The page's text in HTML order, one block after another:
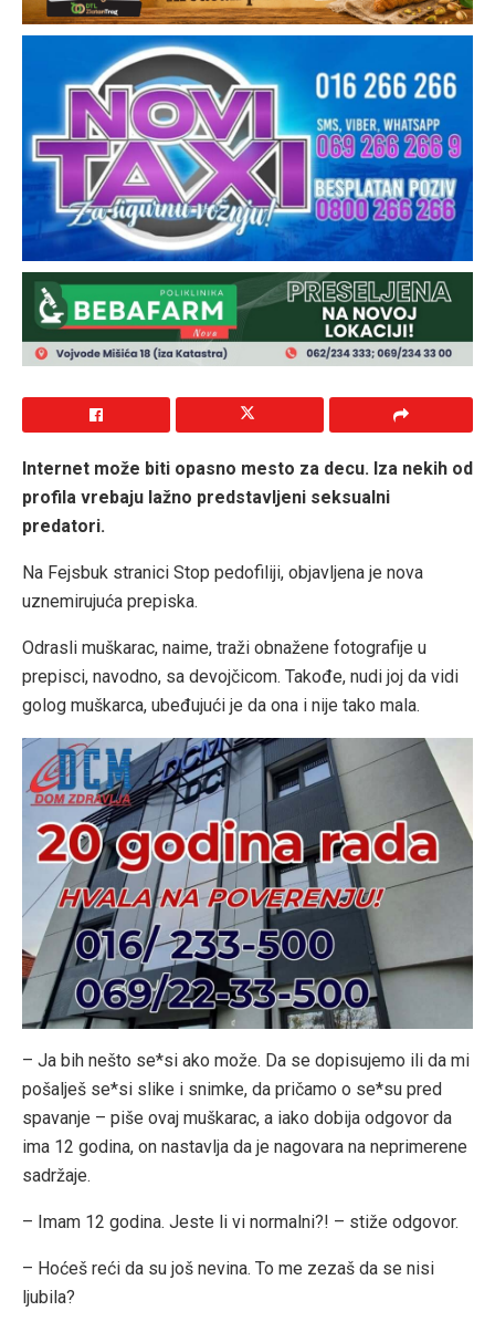
Internet može biti opasno mesto za decu. Iza nekih od
profila vrebaju lažno predstavljeni seksualni
predatori.
Na Fejsbuk stranici Stop pedofiliji, objavljena je nova
uznemirujuća prepiska.
Odrasli muškarac, naime, traži obnažene fotografije u
prepisci, navodno, sa devojčicom. Takođe, nudi joj da vidi
golog muškarca, ubeđujući je da ona i nije tako mala.
– Ja bih nešto se*si ako može. Da se dopisujemo ili da mi
pošalješ se*si slike i snimke, da pričamo o se*su pred
spavanje – piše ovaj muškarac, a iako dobija odgovor da
ima 12 godina, on nastavlja da je nagovara na neprimerene
sadržaje.
– Imam 12 godina. Jeste li vi normalni?! – stiže odgovor.
– Hoćeš reći da su još nevina. To me zezaš da se nisi
ljubila?